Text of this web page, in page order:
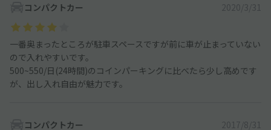
コンパクトカー 2020/3/31
一番奥まったところが駐車スペースですが前に車が止まっていない
ので入れやすいです。
500~550/日(24時間)のコインパーキングに比べたら少し高めです
が、出し入れ自由が魅力です。
コンパクトカー 2017/8/31